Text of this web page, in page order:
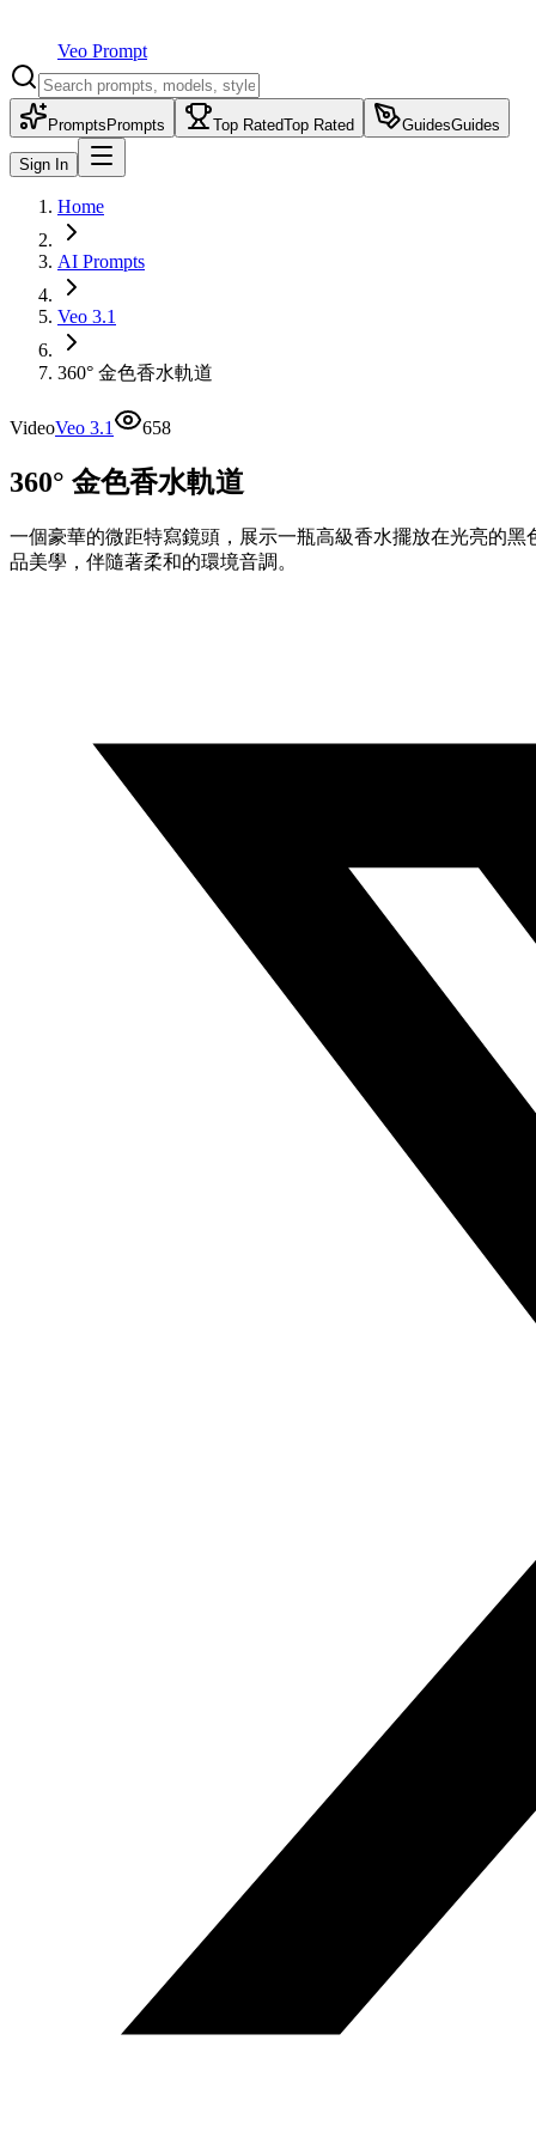
Veo Prompt
Prompts Prompts Top RatedTop Rated GuidesGuides
Sign In
Home
AI Prompts
Veo 3.1
360° 金色香水軌道
VideoVeo 3.1 658
360° 金色香水軌道
一個豪華的微距特寫鏡頭，展示一瓶高級香水擺放在光亮的
品美學，伴隨著柔和的環境音調。